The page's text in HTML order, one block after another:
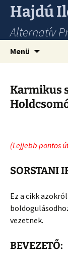
Hajdú
Alternatív
Menü
Karmikus
(Lejjebb pontos
SORSTANI
Ez a cikk
vezetnek.
BEVEZETŐ: